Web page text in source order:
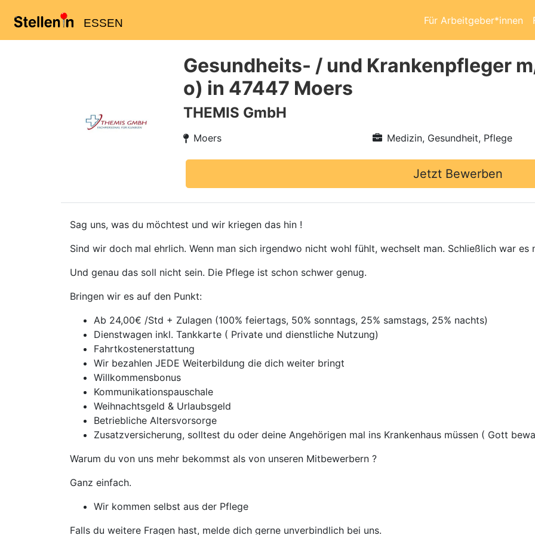
ESSEN Für Arbeitgeber*innen
Gesundheits- / und Krankenpfleger
o) in 47447 Moers
THEMIS GmbH
Moers Medizin, Gesundheit, Pflege
Jetzt Bewerben
Sag uns, was du möchtest und wir kriegen das hin !
Sind wir doch mal ehrlich. Wenn man sich irgendwo nicht wohl fühlt, wechselt man. Schließlich war es
Und genau das soll nicht sein. Die Pflege ist schon schwer genug.
Bringen wir es auf den Punkt:
Ab 24,00€ /Std + Zulagen (100% feiertags, 50% sonntags, 25% samstags, 25% nachts)
Dienstwagen inkl. Tankkarte ( Private und dienstliche Nutzung)
Fahrtkostenerstattung
Wir bezahlen JEDE Weiterbildung die dich weiter bringt
Willkommensbonus
Kommunikationspauschale
Weihnachtsgeld & Urlaubsgeld
Betriebliche Altersvorsorge
Zusatzversicherung, solltest du oder deine Angehörigen mal ins Krankenhaus müssen ( Gott
Warum du von uns mehr bekommst als von unseren Mitbewerbern ?
Ganz einfach.
Wir kommen selbst aus der Pflege
Falls du weitere Fragen hast, melde dich gerne unverbindlich bei uns.